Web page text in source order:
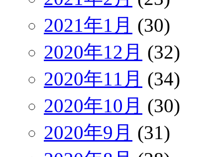
2021年1月 (30)
2020年12月 (32)
2020年11月 (34)
2020年10月 (30)
2020年9月 (31)